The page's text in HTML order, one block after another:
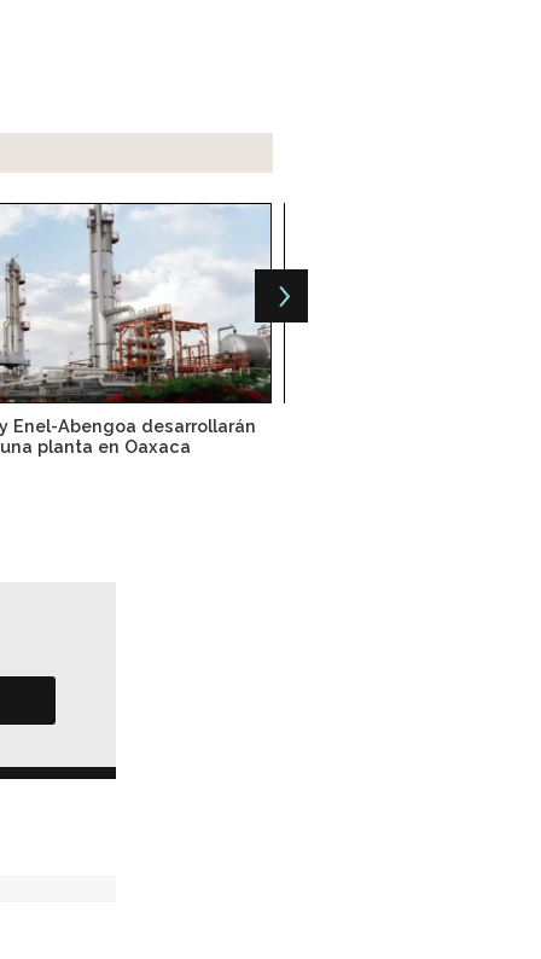
Enel-Abengoa desarrollarán
una planta en Oaxaca